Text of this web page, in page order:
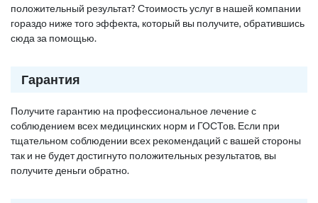
положительный результат? Стоимость услуг в нашей компании
гораздо ниже того эффекта, который вы получите, обратившись
сюда за помощью.
Гарантия
Получите гарантию на профессиональное лечение с
соблюдением всех медицинских норм и ГОСТов. Если при
тщательном соблюдении всех рекомендаций с вашей стороны
так и не будет достигнуто положительных результатов, вы
получите деньги обратно.